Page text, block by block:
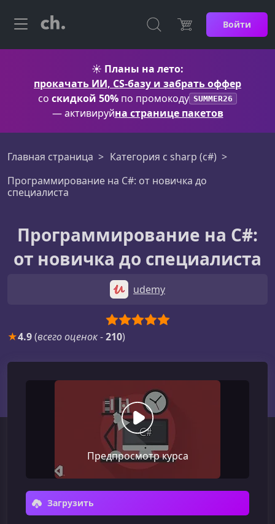
Войти
☀️ Планы на лето:
прокачать ИИ, CS-базу и забрать оффер
со скидкой 50% по промокоду SUMMER26
— активируйна странице пакетов
Главная страница
Категория c sharp (c#)
Программирование на C#: от новичка до
специалиста
Программирование на C#:
от новичка до специалиста
udemy
★4.9(всего оценок-210)
Предпросмотр курса
Загрузить